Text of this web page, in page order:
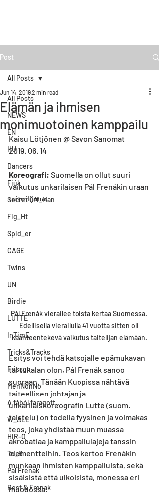
Post
All Posts
NEWS
EN
HU
Dancers
Fiúk
Secret Off_Man
Fig_Ht
Spid_er
CAGE
Twins
UN
Birdie
LUTTE
InTimE
Tricks&Tracks
Frisson
MenNonNo
A fából faragott...
W_ALL
HIR-O
To_R
Pal Frenak
Rost & Frenak
All Posts
Elämän ja ihmisen
monimuotoinen kamppailu
Jun 14, 20192 min read
Kaisu Lötjönen @ Savon Sanomat
2019. 06. 14
Koreografi: Suomella on ollut suuri
vaikutus unkarilaisen Pál Frenákin uraan
taiteilijana.
Pál Frenák vierailee toista kertaa Suomessa.
Edellisellä vierailulla 41 vuotta sitten oli
käänteentekevä vaikutus taitelijan elämään.
Esitys voi tehdä katsojalle epämukavan
tai tukalan olon, Pál Frenák sanoo
suoraan. Tänään Kuopissa nähtävä
taiteellisen johtajan ja
unkarilaiskoreografin Lutte (suom.
taistelu) on todella fyysinen ja voimakas
teos, joka yhdistää muun muassa
akrobatiaa ja kamppailulajeja tanssin
elementteihin. Teos kertoo Frenákin
munkaan ihmisten kamppailuista, sekä
sisäisistä että ulkoisista, monessa eri
muodossa.